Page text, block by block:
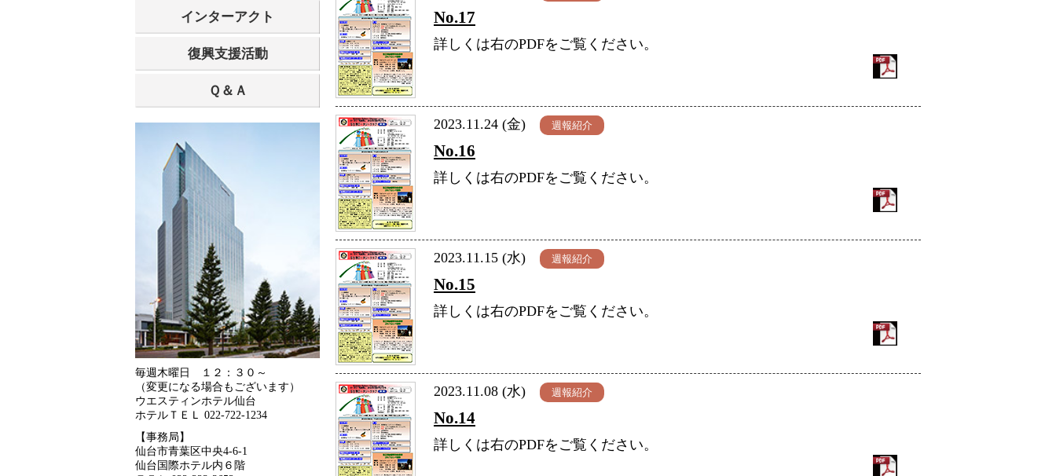
No.17
詳しくは右のPDFをご覧ください。
2023.11.24 (金) 週報紹介
No.16
詳しくは右のPDFをご覧ください。
2023.11.15 (水) 週報紹介
No.15
詳しくは右のPDFをご覧ください。
2023.11.08 (水) 週報紹介
No.14
詳しくは右のPDFをご覧ください。
インターアクト
復興支援活動
Ｑ＆Ａ
毎週木曜日 １２：３０～
（変更になる場合もございます）
ウエスティンホテル仙台
ホテルＴＥＬ 022-722-1234
【事務局】
仙台市青葉区中央4-6-1
仙台国際ホテル内６階